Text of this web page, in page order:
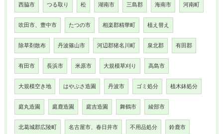
西脇市 つる取り 松 湖南市 三島郡 海南市 河南町
吹田市、豊中市 たつの市 相楽郡精華町 植え替え
除草剤散布 丹波篠山市 河辺郡猪名川町 泉北郡 有田郡
有田市 長浜市 米原市 大規模草刈り 高島市
大規模空き地 はやぶさ造園 丹波市 ゴミ処分 植木鉢処分
庭丸造園 庭鹿造園 庭吉造園 舞鶴市 綾部市
北葛城郡広陵町 名古屋市、春日井市 不用品処分 鈴鹿市